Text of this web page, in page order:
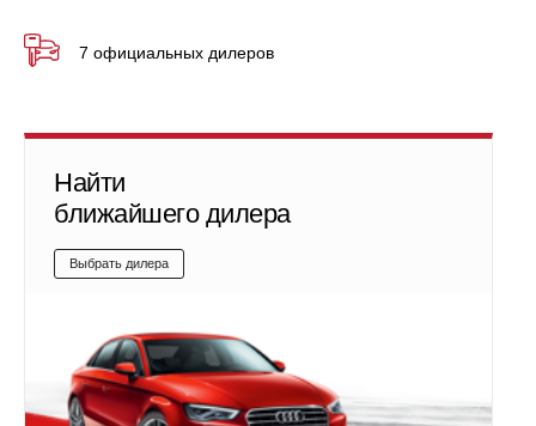
7 официальных дилеров
Найти
ближайшего дилера
Выбрать дилера